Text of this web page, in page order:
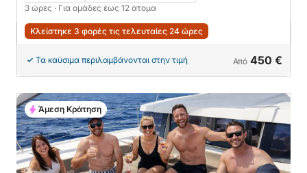
3 ώρες · Για ομάδες έως 12 άτομα
Κλείστηκε 3 φορές τις τελευταίες 24 ώρες
Τα καύσιμα περιλαμβάνονται στην τιμή Από 450 €
Άμεση Κράτηση